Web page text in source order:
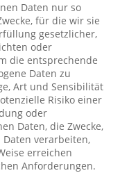
Daten nur so
für die wir sie
gesetzlicher,
oder
die entsprechende
Daten zu
Art und Sensibilität
Risiko einer
oder
Daten, die Zwecke,
verarbeiten,
erreichen
Anforderungen.